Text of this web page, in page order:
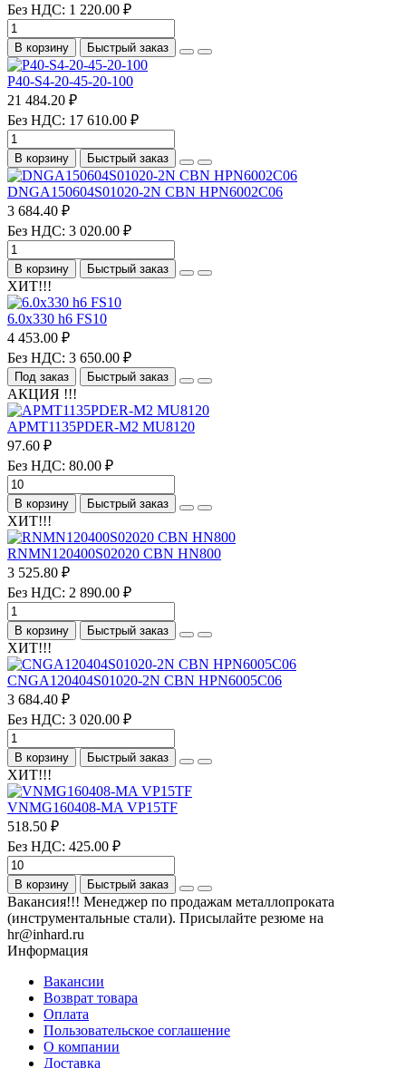
Без НДС: 1 220.00 ₽
В корзину Быстрый заказ
P40-S4-20-45-20-100
21 484.20 ₽
Без НДС: 17 610.00 ₽
В корзину Быстрый заказ
DNGA150604S01020-2N CBN HPN6002C06
3 684.40 ₽
Без НДС: 3 020.00 ₽
В корзину Быстрый заказ
ХИТ!!!
6.0х330 h6 FS10
4 453.00 ₽
Без НДС: 3 650.00 ₽
Под заказ Быстрый заказ
АКЦИЯ !!!
APMT1135PDER-M2 MU8120
97.60 ₽
Без НДС: 80.00 ₽
В корзину Быстрый заказ
ХИТ!!!
RNMN120400S02020 CBN HN800
3 525.80 ₽
Без НДС: 2 890.00 ₽
В корзину Быстрый заказ
ХИТ!!!
CNGA120404S01020-2N CBN HPN6005C06
3 684.40 ₽
Без НДС: 3 020.00 ₽
В корзину Быстрый заказ
ХИТ!!!
VNMG160408-MA VP15TF
518.50 ₽
Без НДС: 425.00 ₽
В корзину Быстрый заказ
Вакансия!!! Менеджер по продажам металлопроката
(инструментальные стали). Присылайте резюме на
hr@inhard.ru
Информация
Вакансии
Возврат товара
Оплата
Пользовательское соглашение
О компании
Доставка